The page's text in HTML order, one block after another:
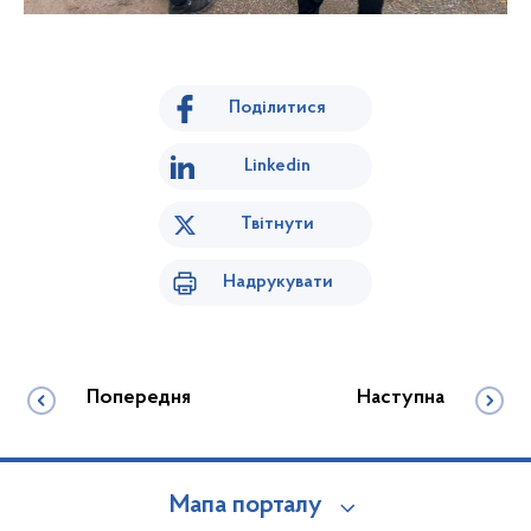
Поділитися
Linkedin
Твітнути
Надрукувати
Попередня Наступна
Мапа порталу